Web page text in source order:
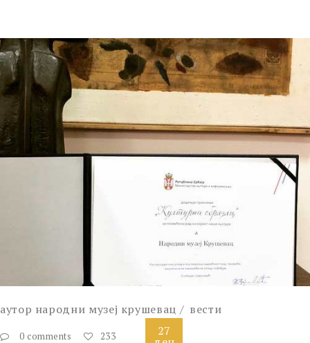
аутор народни музеј крушевац вести
0 comments 233 27